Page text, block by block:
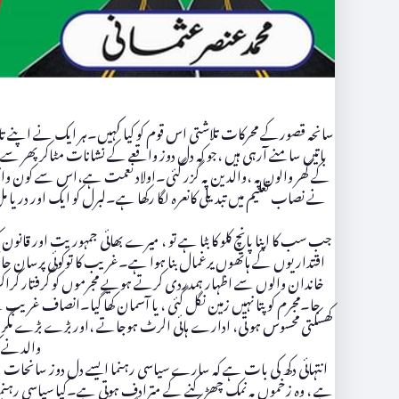
سانحہ قصورکے محرکات تلاشتی اس قوم کو کیا کہیں۔ہر ایک نے اپنے
باتیں سامنے آرہی ہیں ،جو کہ دل دوز واقعے کے نشانات مٹاکر
کے گھر والوں پہ ،والدین پہ گزر گئی۔اولاد نعمت ہے،اس سے کون
نے نصاب تعلیم میں تبدیلی کانعرہ لگا رکھا ہے۔لبرل کو ایک
جب سب کا اپنا پانچ کلو کا بٹا ہے تو ، میرے بھائی جمہوریت اور
اقتداریوں کے ہاتھوں یرغمال بنا ہوا ہے۔غریب کا توکوئی پرسان
خاندان والوں سے اظہار ہمدردی کرتے ہویے مجرموں کو گرفتار
جا۔مجرم کو پتا نہیں زمین نگل گئی ، یا آسمان کھا گیا۔انصاف
انتہائی دکھ کی بات ہے کہ سارے سیاسی رہنما ایسے دل دوز